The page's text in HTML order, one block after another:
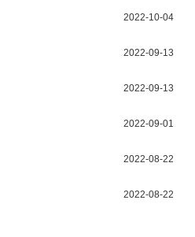
2022-10-04
2022-09-13
2022-09-13
2022-09-01
2022-08-22
2022-08-22